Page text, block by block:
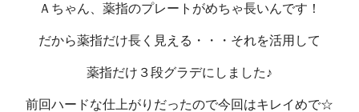
Ａちゃん、薬指のプレートがめちゃ長いんです！
だから薬指だけ長く見える・・・それを活用して
薬指だけ３段グラデにしました♪
前回ハードな仕上がりだったので今回はキレイめで☆